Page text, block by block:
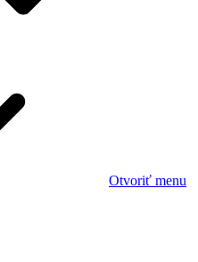
Otvoriť menu